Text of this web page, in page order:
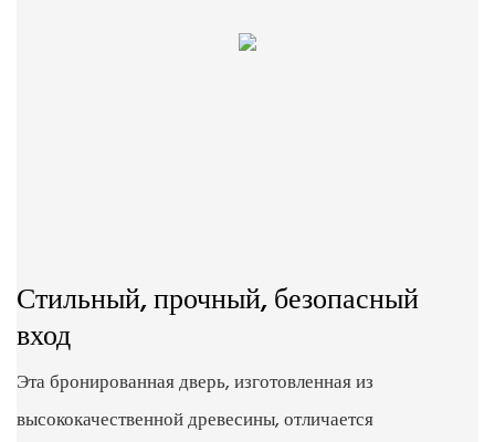
Стильный, прочный, безопасный
вход
Эта бронированная дверь, изготовленная из
высококачественной древесины, отличается